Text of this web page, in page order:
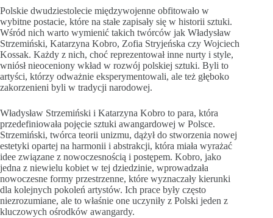
Polskie dwudziestolecie międzywojenne obfitowało w
wybitne postacie, które na stałe zapisały się w historii sztuki.
Wśród nich warto wymienić takich twórców jak Władysław
Strzemiński, Katarzyna Kobro, Zofia Stryjeńska czy Wojciech
Kossak. Każdy z nich, choć reprezentował inne nurty i style,
wniósł nieoceniony wkład w rozwój polskiej sztuki. Byli to
artyści, którzy odważnie eksperymentowali, ale też głęboko
zakorzenieni byli w tradycji narodowej.
Władysław Strzemiński i Katarzyna Kobro to para, która
przedefiniowała pojęcie sztuki awangardowej w Polsce.
Strzemiński, twórca teorii unizmu, dążył do stworzenia nowej
estetyki opartej na harmonii i abstrakcji, która miała wyrażać
idee związane z nowoczesnością i postępem. Kobro, jako
jedna z niewielu kobiet w tej dziedzinie, wprowadzała
nowoczesne formy przestrzenne, które wyznaczały kierunki
dla kolejnych pokoleń artystów. Ich prace były często
niezrozumiane, ale to właśnie one uczyniły z Polski jeden z
kluczowych ośrodków awangardy.